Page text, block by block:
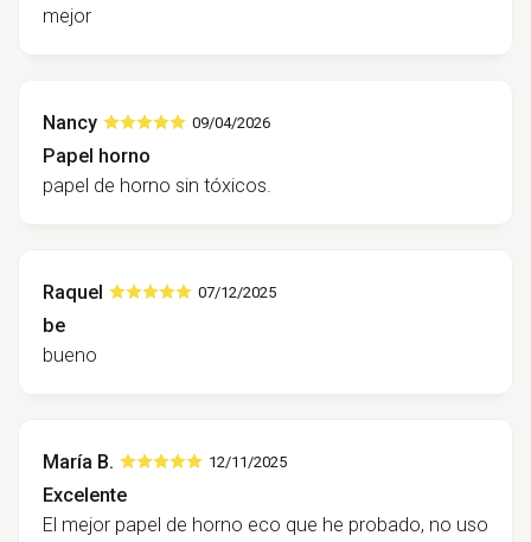
mejor
Nancy 09/04/2026
Papel horno
papel de horno sin tóxicos.
Raquel 07/12/2025
be
bueno
María B. 12/11/2025
Excelente
El mejor papel de horno eco que he probado, no uso